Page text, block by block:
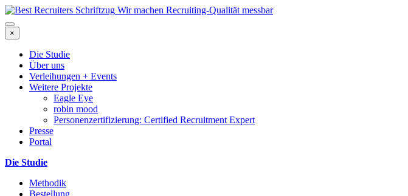
Wir machen Recruiting-Qualität messbar
×
Die Studie
Über uns
Verleihungen + Events
Weitere Projekte
Eagle Eye
robin mood
Personenzertifizierung: Certified Recruitment Expert
Presse
Portal
Die Studie
Methodik
Bestellung